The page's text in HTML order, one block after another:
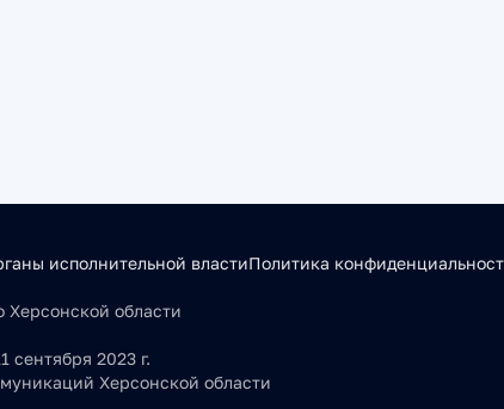
исполнительной властиПолитика
Херсонской области
2023 г.
Херсонской области